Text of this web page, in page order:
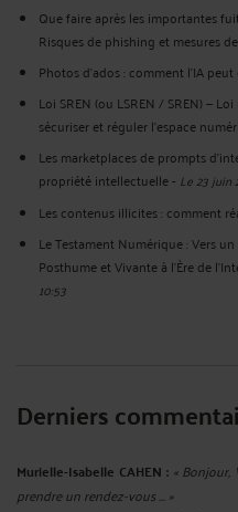
Que faire après les importantes
Risques de phishing et mesures
Photos d’ados : comment l’IA
Loi SREN (ou LSREN / SREN) —
sécuriser et réguler l’espace
Les marketplaces de prompts
propriété intellectuelle- Le 23 juin
Les contenus illicites : comment
Le Testament Numérique : Vers
Posthume et Vivante à l'Ère de
10:53
Derniers
Murielle-Isabelle CAHEN : «
prendre un rendez-vous ... »